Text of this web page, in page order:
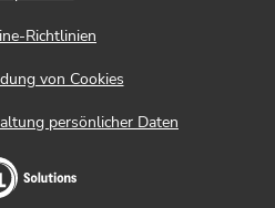
Richtlinien
von Cookies
persönlicher Daten